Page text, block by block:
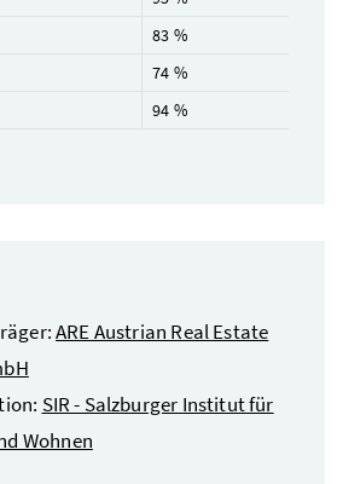
83 %
74 %
94 %
ARE Austrian Real Estate
SIR - Salzburger Institut für
Wohnen